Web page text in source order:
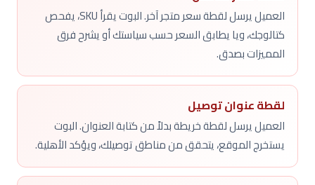
العميل يرسل لقطة سعر متجر آخر. البوت يقرأ SKU، يفحص
كتالوجك، ويا يطابق السعر حسب سياستك أو يشرح فرق
المميزات بصدق.
لقطة عنوان توصيل
العميل يرسل لقطة خريطة بدلاً من كتابة العنوان. البوت
يستخرج الموقع، يتحقق من مناطق توصيلك، ويؤكد الأهلية.